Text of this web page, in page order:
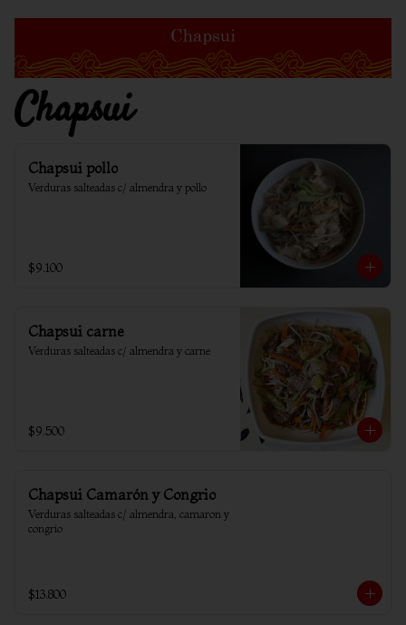
Chapsui
Chapsui pollo
Verduras salteadas c/ almendra y pollo
$9.100
Chapsui carne
Verduras salteadas c/ almendra y carne
$9.500
Chapsui Camarón y Congrio
Verduras salteadas c/ almendra, camaron y
congrio
$13.800